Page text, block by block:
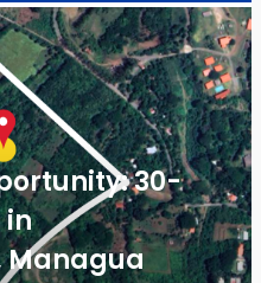
30-
in
Managua